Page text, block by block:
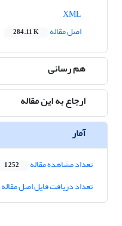
اصل مقاله
284.11 K
هم رسانی
ارجاع به این مقاله
آمار
تعداد مشاهده مقاله 1,252
تعداد دریافت فایل اصل مقاله